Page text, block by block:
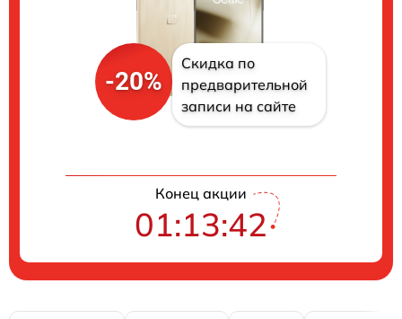
-20%
Скидка по
предварительной
записи на сайте
Конец акции
01:13:42